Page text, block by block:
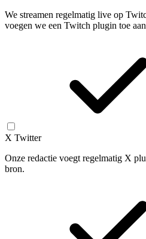
We streamen regelmatig live op
voegen we een Twitch plugin toe
X Twitter
Onze redactie voegt regelmatig X
bron.